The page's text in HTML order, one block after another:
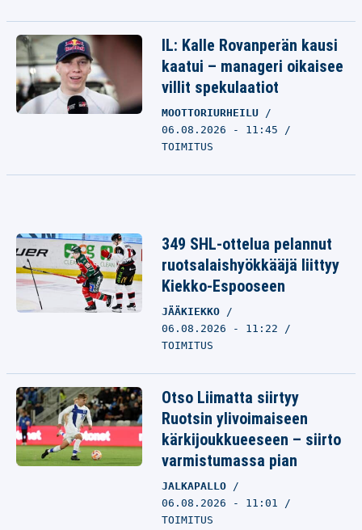
IL: Kalle Rovanperän kausi
kaatui – manageri oikaisee
villit spekulaatiot
MOOTTORIURHEILU
06.08.2026 - 11:45
TOIMITUS
349 SHL-ottelua pelannut
ruotsalaishyökkääjä liittyy
Kiekko-Espooseen
JÄÄKIEKKO
06.08.2026 - 11:22
TOIMITUS
Otso Liimatta siirtyy
Ruotsin ylivoimaiseen
kärkijoukkueeseen – siirto
varmistumassa pian
JALKAPALLO
06.08.2026 - 11:01
TOIMITUS